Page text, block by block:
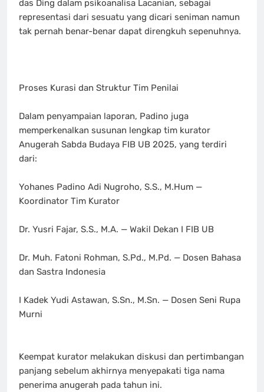
das Ding dalam psikoanalisa Lacanian, sebagai
representasi dari sesuatu yang dicari seniman namun
tak pernah benar-benar dapat direngkuh sepenuhnya.
Proses Kurasi dan Struktur Tim Penilai
Dalam penyampaian laporan, Padino juga
memperkenalkan susunan lengkap tim kurator
Anugerah Sabda Budaya FIB UB 2025, yang terdiri
dari:
Yohanes Padino Adi Nugroho, S.S., M.Hum —
Koordinator Tim Kurator
Dr. Yusri Fajar, S.S., M.A. — Wakil Dekan I FIB UB
Dr. Muh. Fatoni Rohman, S.Pd., M.Pd. — Dosen Bahasa
dan Sastra Indonesia
I Kadek Yudi Astawan, S.Sn., M.Sn. — Dosen Seni Rupa
Murni
Keempat kurator melakukan diskusi dan pertimbangan
panjang sebelum akhirnya menyepakati tiga nama
penerima anugerah pada tahun ini.